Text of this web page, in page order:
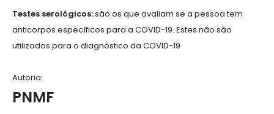
Testes serológicos:são os que avaliam se a pessoa tem
anticorpos específicos para a COVID-19. Estes não são
utilizados para o diagnóstico da COVID-19
Autoria:
PNMF